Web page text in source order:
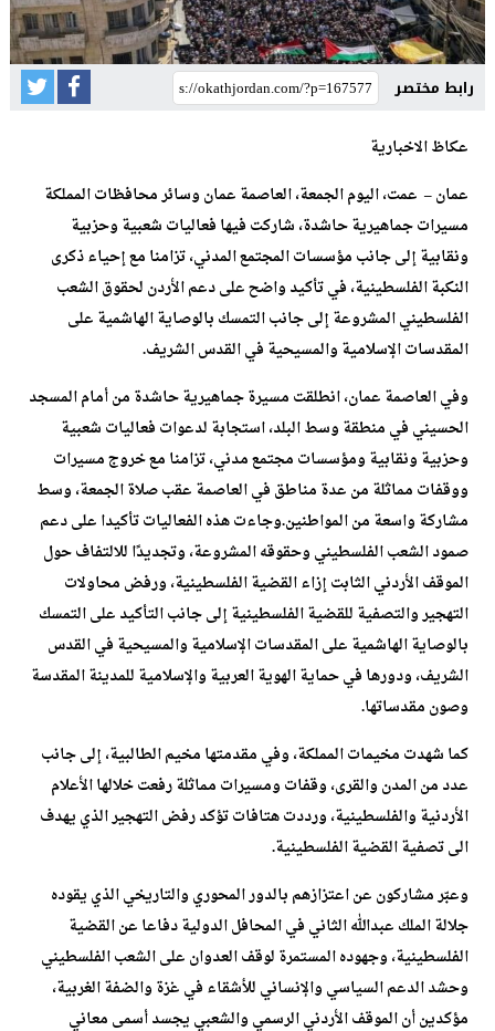
رابط مختصر
عكاظ الاخبارية
عمان – عمت، اليوم الجمعة، العاصمة عمان وسائر محافظات المملكة
مسيرات جماهيرية حاشدة، شاركت فيها فعاليات شعبية وحزبية
ونقابية إلى جانب مؤسسات المجتمع المدني، تزامنا مع إحياء ذكرى
النكبة الفلسطينية، في تأكيد واضح على دعم الأردن لحقوق الشعب
الفلسطيني المشروعة إلى جانب التمسك بالوصاية الهاشمية على
المقدسات الإسلامية والمسيحية في القدس الشريف.
وفي العاصمة عمان، انطلقت مسيرة جماهيرية حاشدة من أمام المسجد
الحسيني في منطقة وسط البلد، استجابة لدعوات فعاليات شعبية
وحزبية ونقابية ومؤسسات مجتمع مدني، تزامنا مع خروج مسيرات
ووقفات مماثلة من عدة مناطق في العاصمة عقب صلاة الجمعة، وسط
مشاركة واسعة من المواطنين.وجاءت هذه الفعاليات تأكيدا على دعم
صمود الشعب الفلسطيني وحقوقه المشروعة، وتجديدًا للالتفاف حول
الموقف الأردني الثابت إزاء القضية الفلسطينية، ورفض محاولات
التهجير والتصفية للقضية الفلسطينية إلى جانب التأكيد على التمسك
بالوصاية الهاشمية على المقدسات الإسلامية والمسيحية في القدس
الشريف، ودورها في حماية الهوية العربية والإسلامية للمدينة المقدسة
وصون مقدساتها.
كما شهدت مخيمات المملكة، وفي مقدمتها مخيم الطالبية، إلى جانب
عدد من المدن والقرى، وقفات ومسيرات مماثلة رفعت خلالها الأعلام
الأردنية والفلسطينية، ورددت هتافات تؤكد رفض التهجير الذي يهدف
الى تصفية القضية الفلسطينية.
وعبّر مشاركون عن اعتزازهم بالدور المحوري والتاريخي الذي يقوده
جلالة الملك عبدالله الثاني في المحافل الدولية دفاعا عن القضية
الفلسطينية، وجهوده المستمرة لوقف العدوان على الشعب الفلسطيني
وحشد الدعم السياسي والإنساني للأشقاء في غزة والضفة الغربية،
مؤكدين أن الموقف الأردني الرسمي والشعبي يجسد أسمى معاني